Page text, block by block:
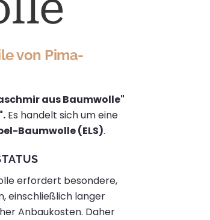
von Pima-
aus Baumwolle"
Es handelt sich um eine
Baumwolle (ELS).
erfordert besondere,
einschließlich langer
Anbaukosten. Daher